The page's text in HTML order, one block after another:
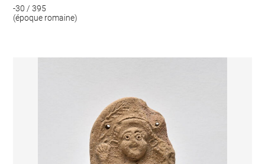
-30 / 395
(époque romaine)